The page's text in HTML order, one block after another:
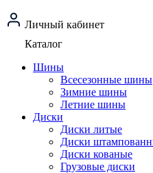
Личный кабинет
Каталог
Шины
Всесезонные шины
Зимние шины
Летние шины
Диски
Диски литые
Диски
Диски кованые
Грузовые диски